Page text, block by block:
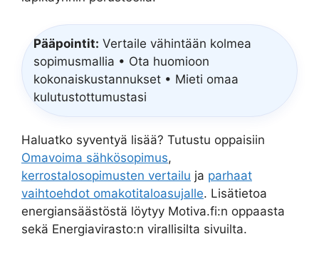
Pääpointit: Vertaile vähintään kolmea
sopimusmallia • Ota huomioon
kokonaiskustannukset • Mieti omaa
kulutustottumustasi
Haluatko syventyä lisää? Tutustu oppaisiin
Omavoima sähkösopimus,
kerrostalosopimusten vertailu ja parhaat
vaihtoehdot omakotitaloasujalle. Lisätietoa
energiansäästöstä löytyy Motiva.fi:n oppaasta
sekä Energiavirasto:n virallisilta sivuilta.